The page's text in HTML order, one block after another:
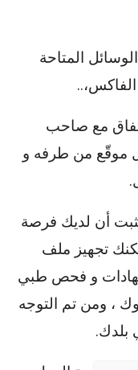
المتاحة
الفاكس،..
مع صاحب
موقّع من طرفه و
أن لديك فرصة
تجهيز ملف
و فحص طبي
، ومن تم التوجه
بلدك.